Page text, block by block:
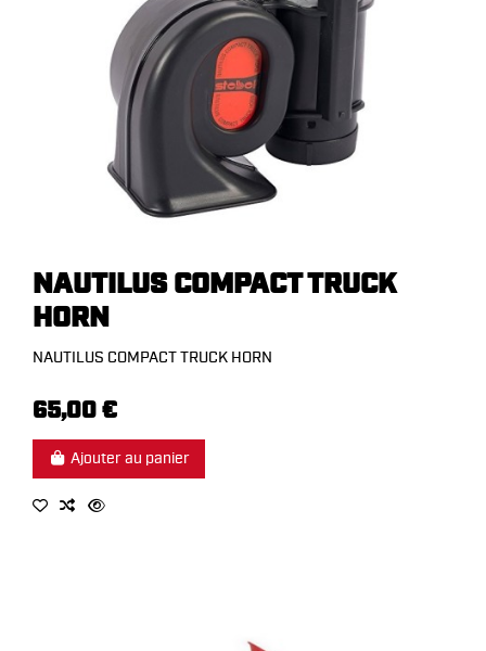
NAUTILUS COMPACT TRUCK
HORN
NAUTILUS COMPACT TRUCK HORN
65,00 €
Ajouter au panier